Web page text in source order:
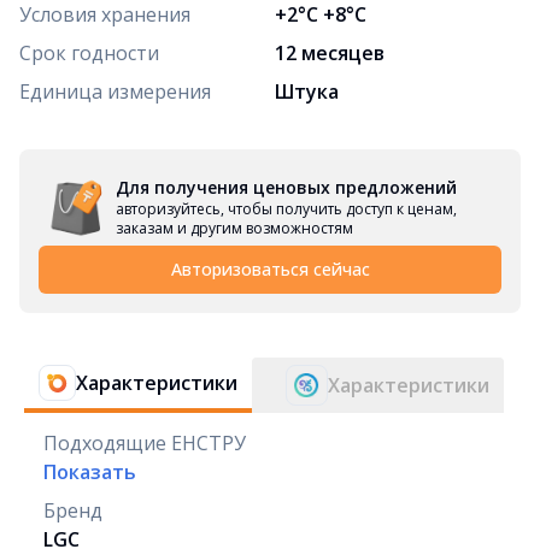
Условия хранения
+2°C +8°C
Срок годности
12 месяцев
Единица измерения
Штука
Для получения ценовых предложений
авторизуйтесь, чтобы получить доступ к ценам,
заказам и другим возможностям
Авторизоваться сейчас
Характеристики Характеристики
Подходящие ЕНСТРУ
Показать
Бренд
LGC